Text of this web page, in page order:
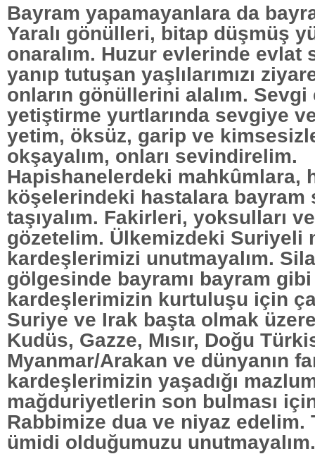
Bayram yapamayanlara da
Yaralı gönülleri, bitap düşmüş
onaralım. Huzur evlerinde evlat
yanıp tutuşan yaşlılarımızı
onların gönüllerini alalım.
yetiştirme yurtlarında sevgiye
yetim, öksüz, garip ve
okşayalım, onları sevindirelim.
Hapishanelerdeki mahkûmlara,
köşelerindeki hastalara bayram
taşıyalım. Fakirleri, yoksulları
gözetelim. Ülkemizdeki Suriyeli
kardeşlerimizi unutmayalım.
gölgesinde bayramı bayram
kardeşlerimizin kurtuluşu için
Suriye ve Irak başta olmak
Kudüs, Gazze, Mısır, Doğu
Myanmar/Arakan ve dünyanın
kardeşlerimizin yaşadığı
mağduriyetlerin son bulması
Rabbimize dua ve niyaz edelim.
ümidi olduğumuzu unutmayalım.